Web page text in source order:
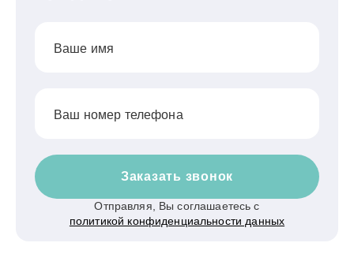
Ваше имя
Ваш номер телефона
Заказать звонок
Отправляя, Вы соглашаетесь с
политикой конфиденциальности данных